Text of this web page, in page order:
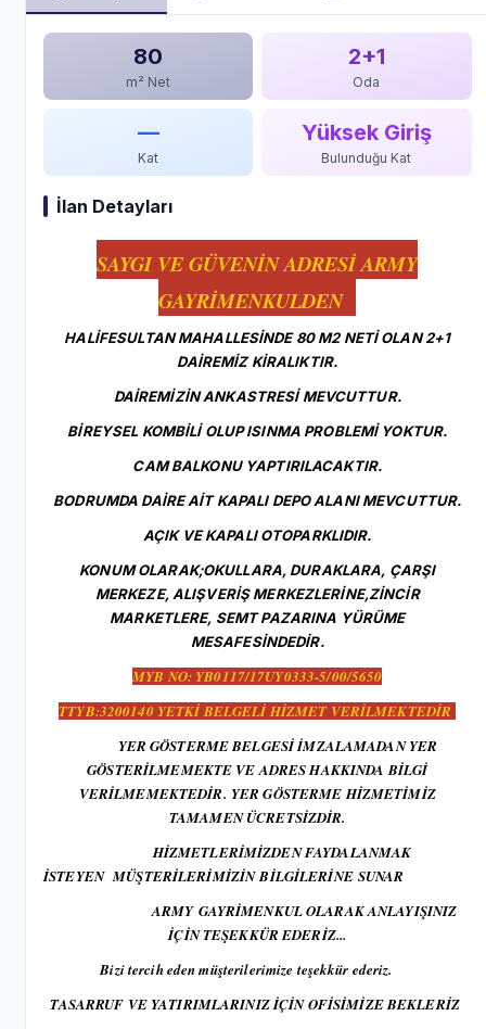
80
m² Net
2+1
Oda
—
Kat
Yüksek Giriş
Bulunduğu Kat
İlan Detayları
SAYGI VE GÜVENİN ADRESİ ARMY
GAYRİMENKULDEN
HALİFESULTAN MAHALLESİNDE 80 M2 NETİ OLAN 2+1
DAİREMİZ KİRALIKTIR.
DAİREMİZİN ANKASTRESİ MEVCUTTUR.
BİREYSEL KOMBİLİ OLUP ISINMA PROBLEMİ YOKTUR.
CAM BALKONU YAPTIRILACAKTIR.
BODRUMDA DAİRE AİT KAPALI DEPO ALANI MEVCUTTUR.
AÇIK VE KAPALI OTOPARKLIDIR.
KONUM OLARAK;OKULLARA, DURAKLARA, ÇARŞI
MERKEZE, ALIŞVERİŞ MERKEZLERİNE,ZİNCİR
MARKETLERE, SEMT PAZARINA YÜRÜME
MESAFESİNDEDİR.
MYB NO: YB0117/17UY0333-5/00/5650
TTYB:3200140 YETKİ BELGELİ HİZMET VERİLMEKTEDİR
YER GÖSTERME BELGESİ İMZALAMADAN YER
GÖSTERİLMEMEKTE VE ADRES HAKKINDA BİLGİ
VERİLMEMEKTEDİR. YER GÖSTERME HİZMETİMİZ
TAMAMEN ÜCRETSİZDİR.
HİZMETLERİMİZDEN FAYDALANMAK
İSTEYEN MÜŞTERİLERİMİZİN BİLGİLERİNE SUNAR ​
ARMY GAYRİMENKUL OLARAK ANLAYIŞINIZ
İÇİN TEŞEKKÜR EDERİZ...
Bizi tercih eden müşterilerimize teşekkür ederiz.
TASARRUF VE YATIRIMLARINIZ İÇİN OFİSİMİZE BEKLERİZ